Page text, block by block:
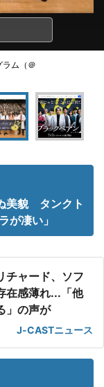
ラム（＠
美貌 タンクト
が凄い」
チャード、ソフ
在感薄れ...「他
」の声が
J-CASTニュース